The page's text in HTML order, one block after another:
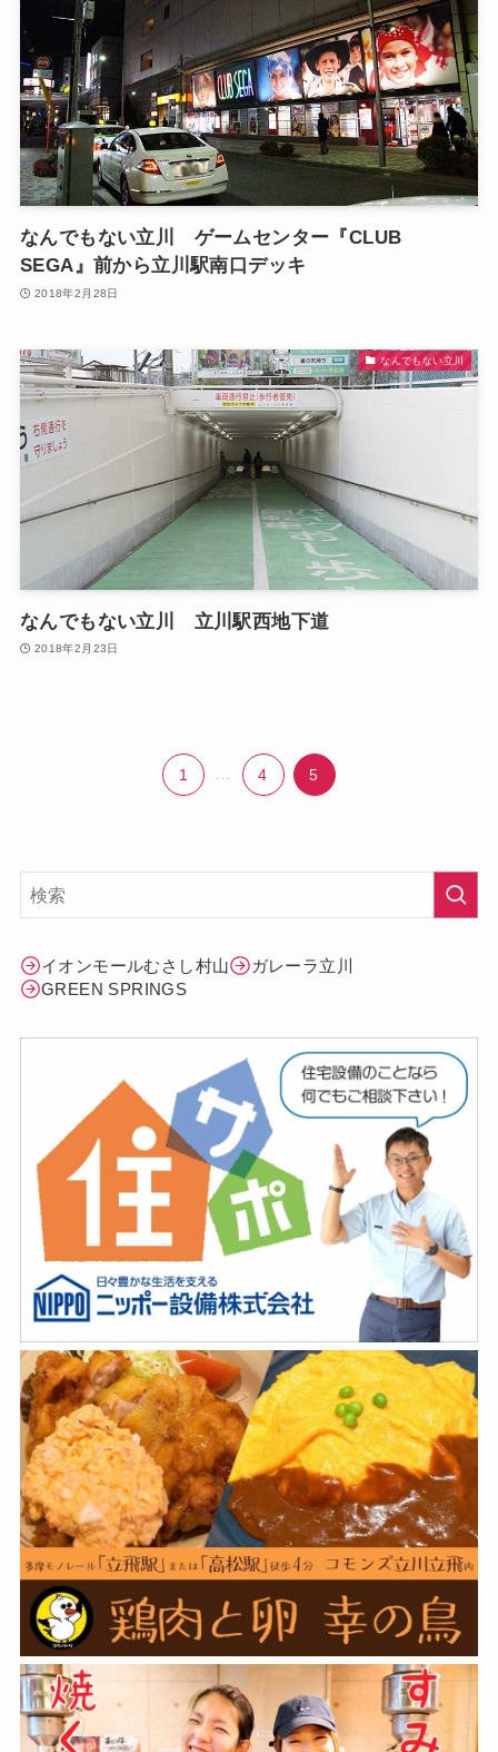
なんでもない立川 ゲームセンター『CLUB
SEGA』前から立川駅南口デッキ
2018年2月28日
なんでもない立川
なんでもない立川 立川駅西地下道
2018年2月23日
1 4 5
イオンモールむさし村山
ガレーラ立川
GREEN SPRINGS